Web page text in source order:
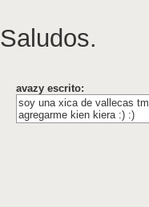
Saludos.
avazy escrito:
soy una xica de vallecas
agregarme kien kiera :) :)